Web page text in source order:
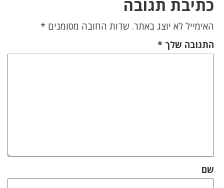
כתיבת תגובה
האימייל לא יוצג באתר. שדות החובה מסומנים *
התגובה שלך *
שם